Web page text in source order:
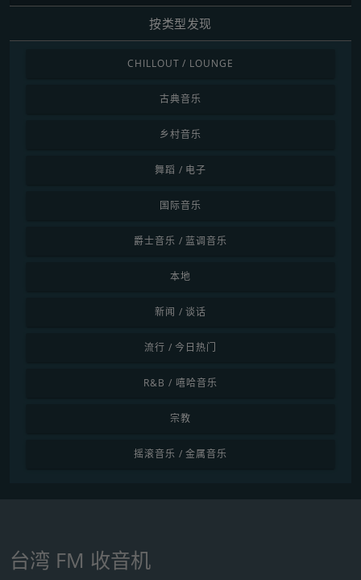
按类型发现
CHILLOUT / LOUNGE
古典音乐
乡村音乐
舞蹈 / 电子
国际音乐
爵士音乐 / 蓝调音乐
本地
新闻 / 谈话
流行 / 今日热门
R&B / 嘻哈音乐
宗教
摇滚音乐 / 金属音乐
台湾 FM 收音机